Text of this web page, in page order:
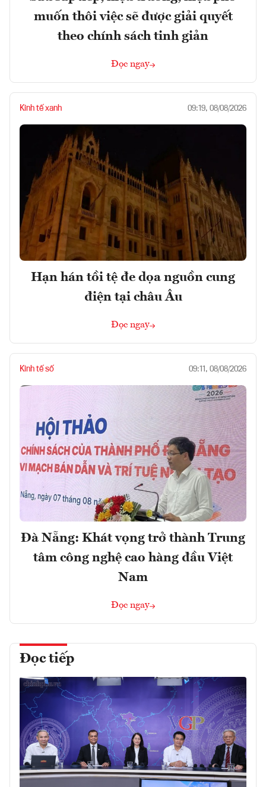
muốn thôi việc sẽ được giải quyết
theo chính sách tinh giản
Đọc ngay
Kinh tế xanh 09:19, 08/08/2026
Hạn hán tồi tệ đe dọa nguồn cung
điện tại châu Âu
Đọc ngay
Kinh tế số 09:11, 08/08/2026
Đà Nẵng: Khát vọng trở thành Trung
tâm công nghệ cao hàng đầu Việt
Nam
Đọc ngay
Đọc tiếp